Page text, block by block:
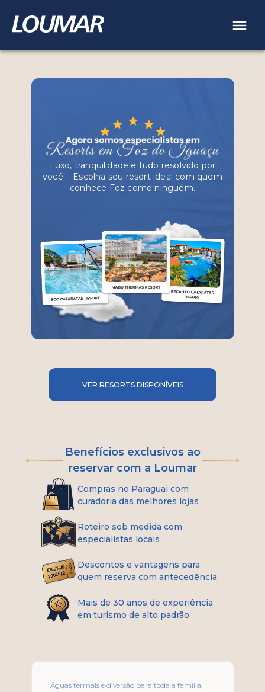
Luxo, tranquilidade e tudo resolvido por
você. ﾠEscolha seu resort ideal com quem
conhece Foz como ninguém.
VER RESORTS DISPONÍVEIS
Benefícios exclusivos ao
reservar com a Loumar
Compras no Paraguai com
curadoria das melhores lojas
Roteiro sob medida com
especialistas locais
Descontos e vantagens para
quem reserva com antecedência
Mais de 30 anos de experiência
em turismo de alto padrão
Águas termais e diversão para toda a família.